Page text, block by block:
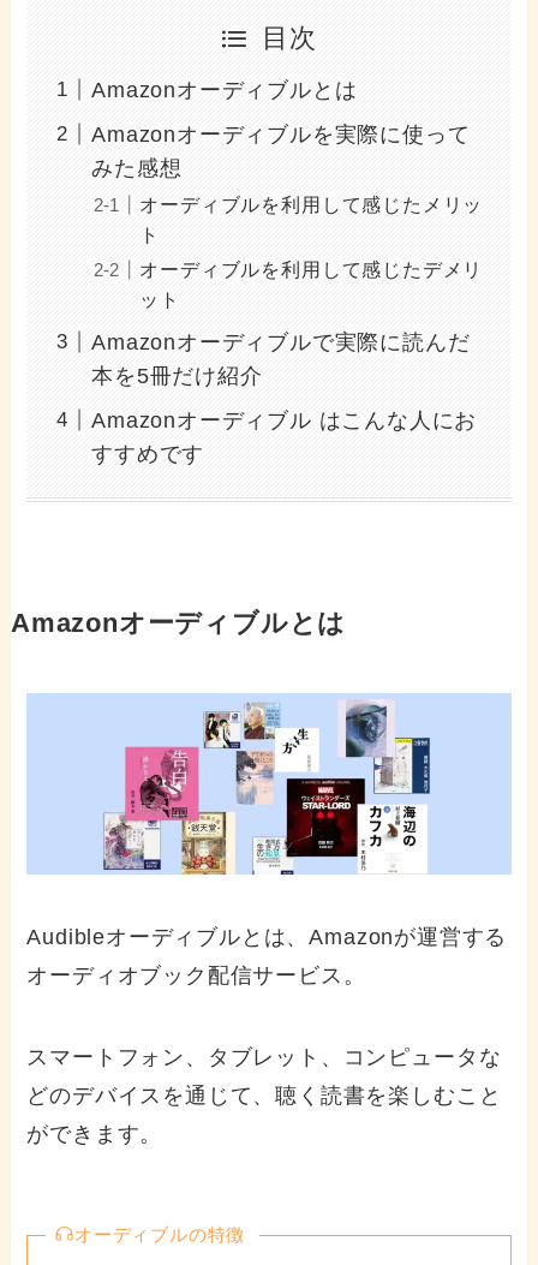
目次
Amazonオーディブルとは
Amazonオーディブルを実際に使って
みた感想
オーディブルを利用して感じたメリッ
ト
オーディブルを利用して感じたデメリ
ット
Amazonオーディブルで実際に読んだ
本を5冊だけ紹介
Amazonオーディブル はこんな人にお
すすめです
Amazonオーディブルとは
Audibleオーディブルとは、Amazonが運営する
オーディオブック配信サービス。
スマートフォン、タブレット、コンピュータな
どのデバイスを通じて、聴く読書を楽しむこと
ができます。
オーディブルの特徴